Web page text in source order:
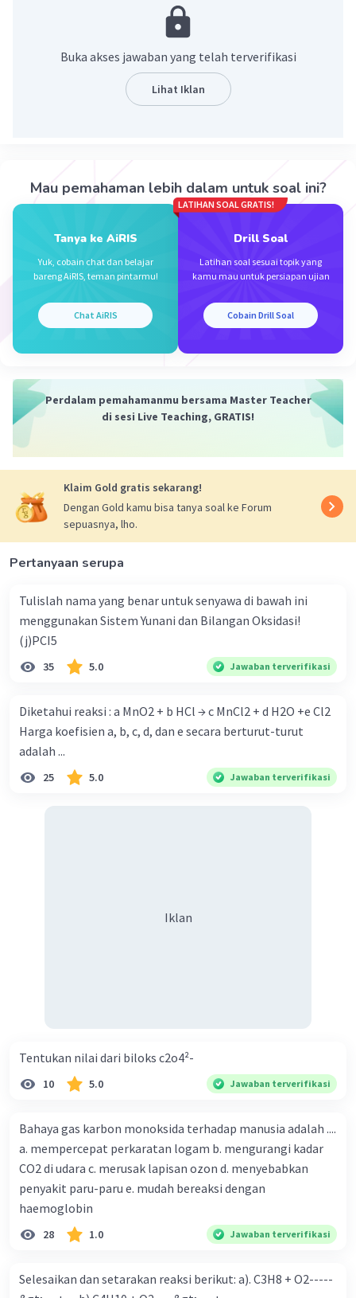
100,52 - 100 = a/180 × 1000/250 × 0,52
0.0(0) Balas
Buka akses jawaban yang telah terverifikasi
Lihat Iklan
Mau pemahaman lebih dalam untuk soal ini?
Tanya ke AiRIS
Yuk, cobain chat dan belajar
bareng AiRIS, teman pintarmu!
Chat AiRIS
LATIHAN SOAL GRATIS!
Drill Soal
Latihan soal sesuai topik yang
kamu mau untuk persiapan ujian
Cobain Drill Soal
Perdalam pemahamanmu bersama Master Teacher
di sesi Live Teaching, GRATIS!
Klaim Gold gratis sekarang!
Dengan Gold kamu bisa tanya soal ke Forum
sepuasnya, lho.
Pertanyaan serupa
Tulislah nama yang benar untuk senyawa di bawah ini
menggunakan Sistem Yunani dan Bilangan Oksidasi!
(j)PCI5
35 5.0 Jawaban terverifikasi
Diketahui reaksi : a MnO2 + b HCl → c MnCl2 + d H2O +e Cl2
Harga koefisien a, b, c, d, dan e secara berturut-turut
adalah ...
25 5.0 Jawaban terverifikasi
Iklan
Tentukan nilai dari biloks c2o4²-
10 5.0 Jawaban terverifikasi
Bahaya gas karbon monoksida terhadap manusia adalah ....
a. mempercepat perkaratan logam b. mengurangi kadar
CO2 di udara c. merusak lapisan ozon d. menyebabkan
penyakit paru-paru e. mudah bereaksi dengan
haemoglobin
28 1.0 Jawaban terverifikasi
Selesaikan dan setarakan reaksi berikut: a). C3H8 + O2-----